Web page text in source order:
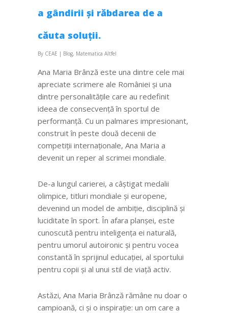
a gândirii și răbdarea de a
căuta soluții.
By CEAE | Blog, Matematica Altfel
Ana Maria Brânză este una dintre cele mai
apreciate scrimere ale României și una
dintre personalitățile care au redefinit
ideea de consecvență în sportul de
performanță. Cu un palmares impresionant,
construit în peste două decenii de
competiții internaționale, Ana Maria a
devenit un reper al scrimei mondiale.
De-a lungul carierei, a câștigat medalii
olimpice, titluri mondiale și europene,
devenind un model de ambiție, disciplină și
luciditate în sport. În afara planșei, este
cunoscută pentru inteligența ei naturală,
pentru umorul autoironic și pentru vocea
constantă în sprijinul educației, al sportului
pentru copii și al unui stil de viață activ.
Astăzi, Ana Maria Brânză rămâne nu doar o
campioană, ci și o inspirație: un om care a